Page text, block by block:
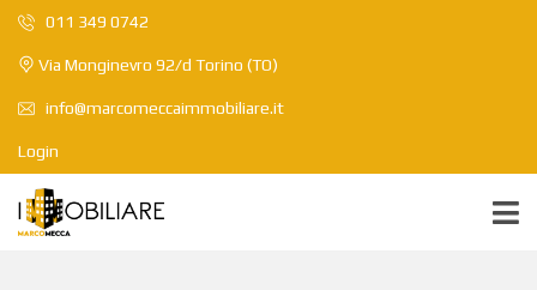
011 349 0742
Via Monginevro 92/d Torino (TO)
info@marcomeccaimmobiliare.it
Login